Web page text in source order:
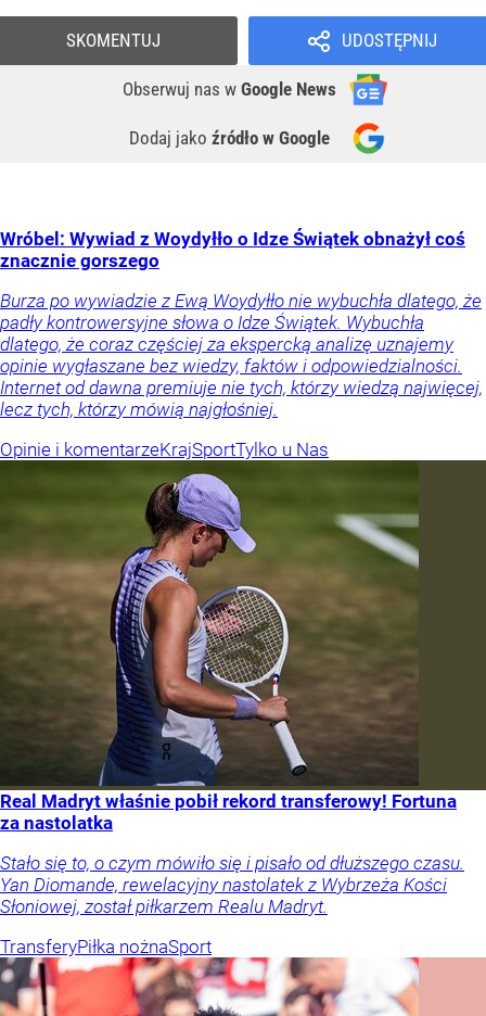
UDOSTĘPNIJ
Obserwuj nas w Google News
Dodaj jako źródło w Google
SKOMENTUJ
Wróbel: Wywiad z Woydyłło o Idze Świątek obnażył coś
znacznie gorszego
Burza po wywiadzie z Ewą Woydyłło nie wybuchła dlatego, że
padły kontrowersyjne słowa o Idze Świątek. Wybuchła
dlatego, że coraz częściej za ekspercką analizę uznajemy
opinie wygłaszane bez wiedzy, faktów i odpowiedzialności.
Internet od dawna premiuje nie tych, którzy wiedzą najwięcej,
lecz tych, którzy mówią najgłośniej.
Opinie i komentarzeKrajSportTylko u Nas
Real Madryt właśnie pobił rekord transferowy! Fortuna
za nastolatka
Stało się to, o czym mówiło się i pisało od dłuższego czasu.
Yan Diomande, rewelacyjny nastolatek z Wybrzeża Kości
Słoniowej, został piłkarzem Realu Madryt.
TransferyPiłka nożnaSport